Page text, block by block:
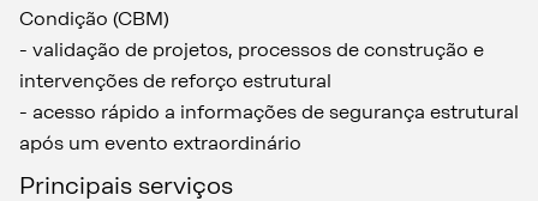
Condição (CBM)
- validação de projetos, processos de construção e
intervenções de reforço estrutural
- acesso rápido a informações de segurança estrutural
após um evento extraordinário
Principais serviços